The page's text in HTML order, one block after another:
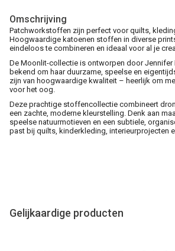
Omschrijving
Patchworkstoffen zijn perfect voor quilts,
Hoogwaardige katoenen stoffen in diverse
eindeloos te combineren en ideaal voor al je
De Moonlit-collectie is ontworpen door Jennifer
bekend om haar duurzame, speelse en
zijn van hoogwaardige kwaliteit – heerlijk om
voor het oog.
Deze prachtige stoffencollectie combineert
een zachte, moderne kleurstelling. Denk aan
speelse natuurmotieven en een subtiele,
past bij quilts, kinderkleding, interieurprojecten
Gelijkaardige producten